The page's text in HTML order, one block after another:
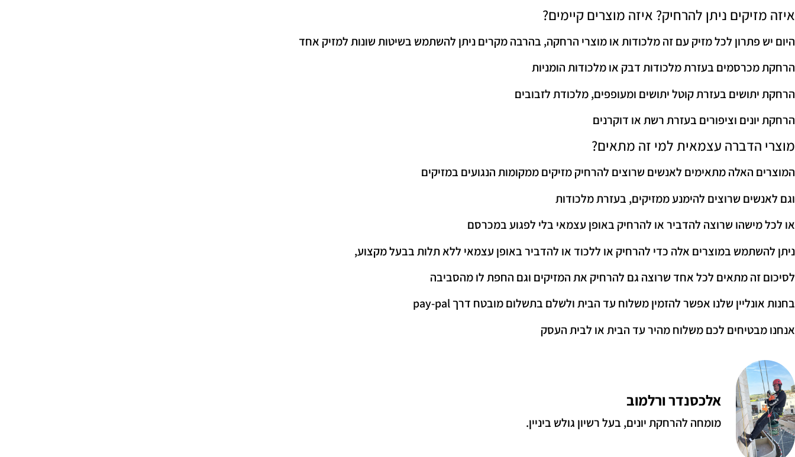
איזה מזיקים ניתן להרחיק? איזה מוצרים קיימים?
היום יש פתרון לכל מזיק עם זה מלכודות או מוצרי הרחקה, בהרבה מקרים ניתן להשתמש בשיטות שונות למזיק אחד
הרחקת מכרסמים בעזרת מלכודות דבק או מלכודות הומניות
הרחקת יתושים בעזרת קוטל יתושים ומעופפים, מלכודת לזבובים
הרחקת יונים וציפורים בעזרת רשת או דוקרנים
מוצרי הדברה עצמאית למי זה מתאים?
המוצרים האלה מתאימים לאנשים שרוצים להרחיק מזיקים ממקומות הנגועים במזיקים
וגם לאנשים שרוצים להימנע ממזיקים, בעזרת מלכודות
או לכל מישהו שרוצה להדביר או להרחיק באופן עצמאי בלי לפגוע במכרסם
ניתן להשתמש במוצרים אלה כדי להרחיק או ללכוד או להדביר באופן עצמאי ללא תלות בבעל מקצוע,
לסיכום זה מתאים לכל אחד שרוצה גם להרחיק את המזיקים וגם החפת לו מהסביבה
בחנות אונליין שלנו אפשר להזמין משלוח עד הבית ולשלם בתשלום מובטח דרך pay-pal
אנחנו מבטיחים לכם משלוח מהיר עד הבית או לבית העסק
אלכסנדר ורלמוב
מומחה להרחקת יונים, בעל רשיון גולש ביניין.